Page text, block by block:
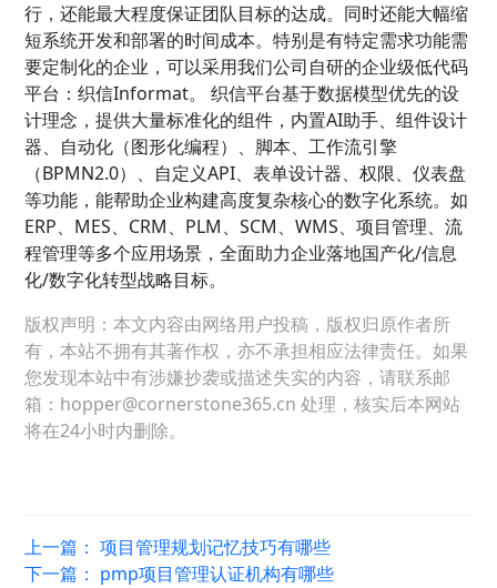
行，还能最大程度保证团队目标的达成。同时还能大幅缩
短系统开发和部署的时间成本。特别是有特定需求功能需
要定制化的企业，可以采用我们公司自研的企业级低代码
平台：织信Informat。 织信平台基于数据模型优先的设
计理念，提供大量标准化的组件，内置AI助手、组件设计
器、自动化（图形化编程）、脚本、工作流引擎
（BPMN2.0）、自定义API、表单设计器、权限、仪表盘
等功能，能帮助企业构建高度复杂核心的数字化系统。如
ERP、MES、CRM、PLM、SCM、WMS、项目管理、流
程管理等多个应用场景，全面助力企业落地国产化/信息
化/数字化转型战略目标。
版权声明：本文内容由网络用户投稿，版权归原作者所
有，本站不拥有其著作权，亦不承担相应法律责任。如果
您发现本站中有涉嫌抄袭或描述失实的内容，请联系邮
箱：hopper@cornerstone365.cn 处理，核实后本网站
将在24小时内删除。
上一篇：项目管理规划记忆技巧有哪些
下一篇： pmp项目管理认证机构有哪些